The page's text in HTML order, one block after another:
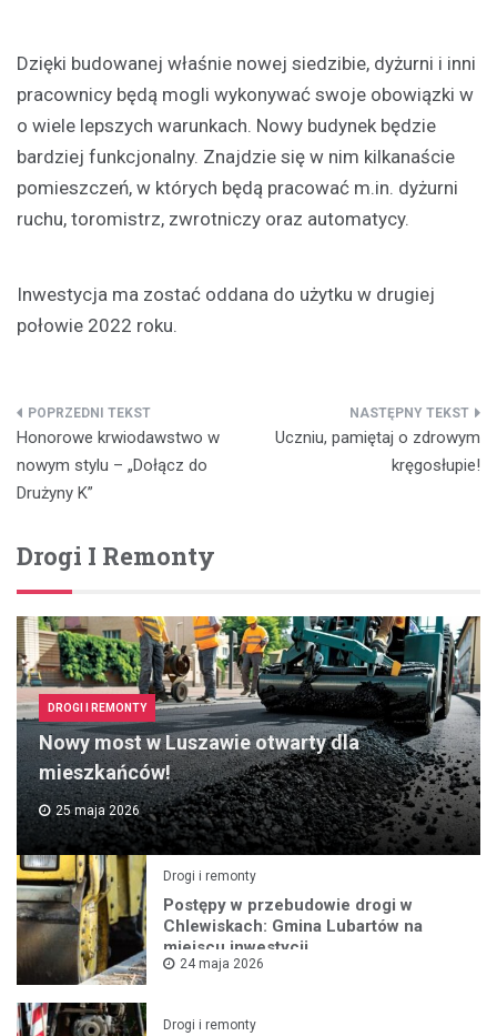
Dzięki budowanej właśnie nowej siedzibie, dyżurni i inni
pracownicy będą mogli wykonywać swoje obowiązki w
o wiele lepszych warunkach. Nowy budynek będzie
bardziej funkcjonalny. Znajdzie się w nim kilkanaście
pomieszczeń, w których będą pracować m.in. dyżurni
ruchu, toromistrz, zwrotniczy oraz automatycy.
Inwestycja ma zostać oddana do użytku w drugiej
połowie 2022 roku.
Nawigacja
wpisu
Honorowe krwiodawstwo w
nowym stylu – „Dołącz do
Drużyny K”
Uczniu, pamiętaj o zdrowym
kręgosłupie!
Drogi I Remonty
DROGI I REMONTY
Nowy most w Luszawie otwarty dla
mieszkańców!
25 maja 2026
Drogi i remonty
Postępy w przebudowie drogi w
Chlewiskach: Gmina Lubartów na
miejscu inwestycji
24 maja 2026
Drogi i remonty